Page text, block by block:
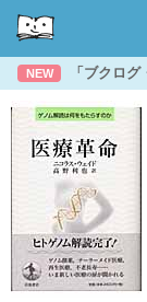
NEW 「ブクロ